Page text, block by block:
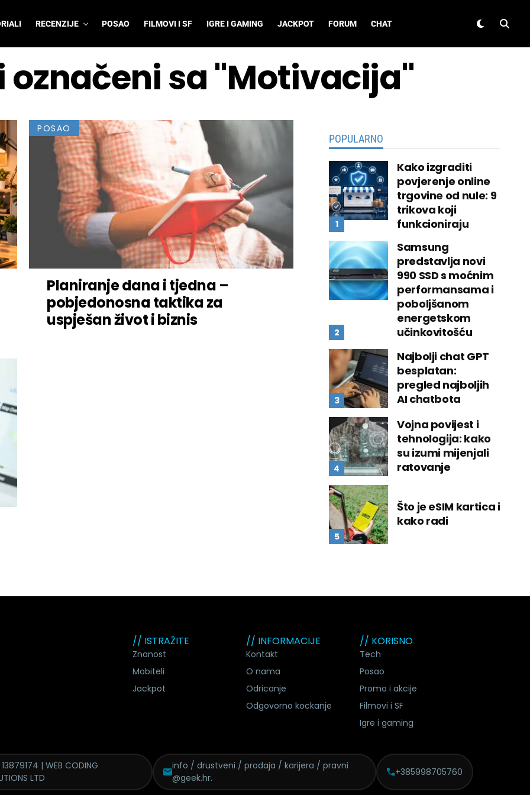
RECENZIJE POSAO FILMOVI I SF IGRE I GAMING JACKPOT FORUM CHAT
označeni sa "Motivacija"
POSAO
Planiranje dana i tjedna –
pobjedonosna taktika za
uspješan život i biznis
POPULARNO
Kako izgraditi
povjerenje online
trgovine od nule: 9
trikova koji
funkcioniraju
Samsung
predstavlja novi
990 SSD s moćnim
performansama i
poboljšanom
energetskom
učinkovitošću
Najbolji chat GPT
besplatan:
pregled najboljih
AI chatbota
Vojna povijest i
tehnologija: kako
su izumi mijenjali
ratovanje
Što je eSIM kartica i
kako radi
// ISTRAŽITE
Znanost
Mobiteli
Jackpot
// INFORMACIJE
Kontakt
O nama
Odricanje
Odgovorno kockanje
// KORISNO
Tech
Posao
Promo i akcije
Filmovi i SF
Igre i gaming
13879174 | WEB CODING
LTD
info / drustveni / prodaja / karijera / pravni
@geek.hr.
+385998705760